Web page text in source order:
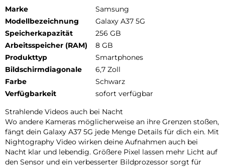
Marke
Samsung
Modellbezeichnung
Galaxy A37 5G
Speicherkapazität
256 GB
Arbeitsspeicher (RAM)
8 GB
Produkttyp
Smartphones
Bildschirmdiagonale
6,7 Zoll
Farbe
Schwarz
Verfügbarkeit
sofort verfügbar
Strahlende Videos auch bei Nacht
Wo andere Kameras möglicherweise an ihre Grenzen stoßen,
fängt dein Galaxy A37 5G jede Menge Details für dich ein. Mit
Nightography Video wirken deine Aufnahmen auch bei
Nacht klar und lebendig. Größere Pixel lassen mehr Licht auf
den Sensor und ein verbesserter Bildprozessor sorgt für